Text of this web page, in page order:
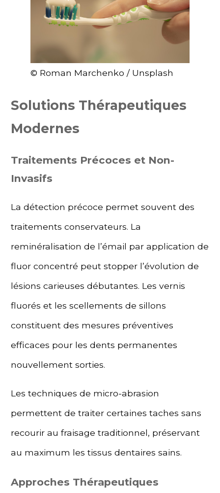
© Roman Marchenko / Unsplash
Solutions Thérapeutiques
Modernes
Traitements Précoces et Non-
Invasifs
La détection précoce permet souvent des
traitements conservateurs. La
reminéralisation de l’émail par application de
fluor concentré peut stopper l’évolution de
lésions carieuses débutantes. Les vernis
fluorés et les scellements de sillons
constituent des mesures préventives
efficaces pour les dents permanentes
nouvellement sorties.
Les techniques de micro-abrasion
permettent de traiter certaines taches sans
recourir au fraisage traditionnel, préservant
au maximum les tissus dentaires sains.
Approches Thérapeutiques